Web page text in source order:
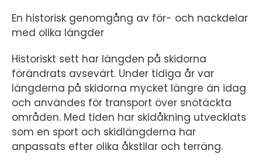
En historisk genomgång av för- och nackdelar
med olika längder
Historiskt sett har längden på skidorna
förändrats avsevärt. Under tidiga år var
längderna på skidorna mycket längre än idag
och användes för transport över snötäckta
områden. Med tiden har skidåkning utvecklats
som en sport och skidlängderna har
anpassats efter olika åkstilar och terräng.